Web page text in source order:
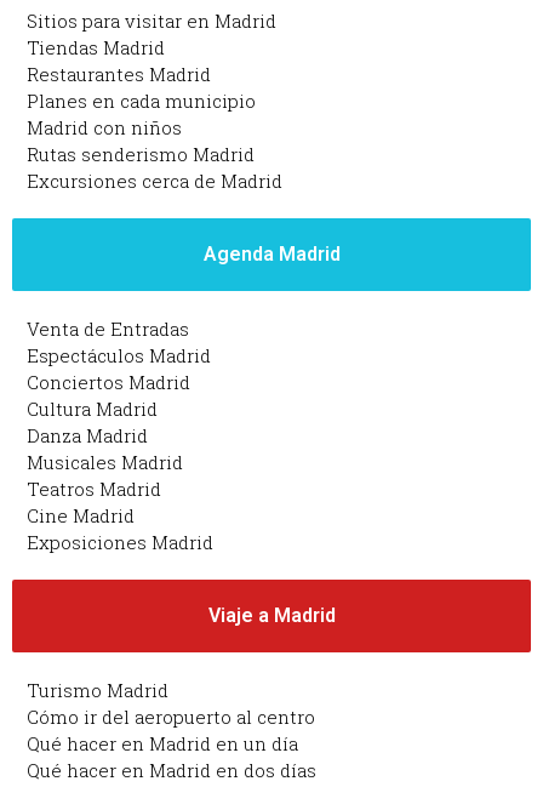
Sitios para visitar en Madrid
Tiendas Madrid
Restaurantes Madrid
Planes en cada municipio
Madrid con niños
Rutas senderismo Madrid
Excursiones cerca de Madrid
Agenda Madrid
Venta de Entradas
Espectáculos Madrid
Conciertos Madrid
Cultura Madrid
Danza Madrid
Musicales Madrid
Teatros Madrid
Cine Madrid
Exposiciones Madrid
Viaje a Madrid
Turismo Madrid
Cómo ir del aeropuerto al centro
Qué hacer en Madrid en un día
Qué hacer en Madrid en dos días